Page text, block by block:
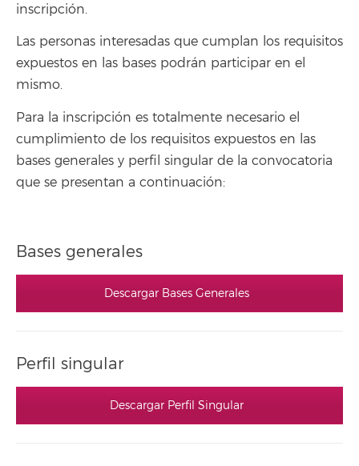
inscripción.
Las personas interesadas que cumplan los requisitos
expuestos en las bases podrán participar en el
mismo.
Para la inscripción es totalmente necesario el
cumplimiento de los requisitos expuestos en las
bases generales y perfil singular de la convocatoria
que se presentan a continuación:
Bases generales
Descargar Bases Generales
Perfil singular
Descargar Perfil Singular